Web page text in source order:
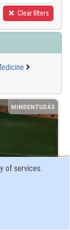
Clear filters
MINDENTUDÁS
of services.